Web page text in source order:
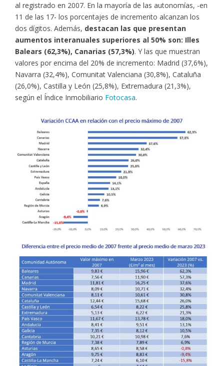
al registrado en 2007. En la mayoría de las autonomías, -en
11 de las 17- los porcentajes de incremento alcanzan los
dos dígitos. Además, destacan las que presentan
aumentos interanuales superiores al 50% son: Illes
Balears (62,3%), Canarias (57,3%). Y las que muestran
valores por encima del 20% de incremento: Madrid (37,6%),
Navarra (32,4%), Comunitat Valenciana (30,8%), Cataluña
(26,0%), Castilla y León (25,8%), Extremadura (21,3%),
según el Índice Inmobiliario Fotocasa.